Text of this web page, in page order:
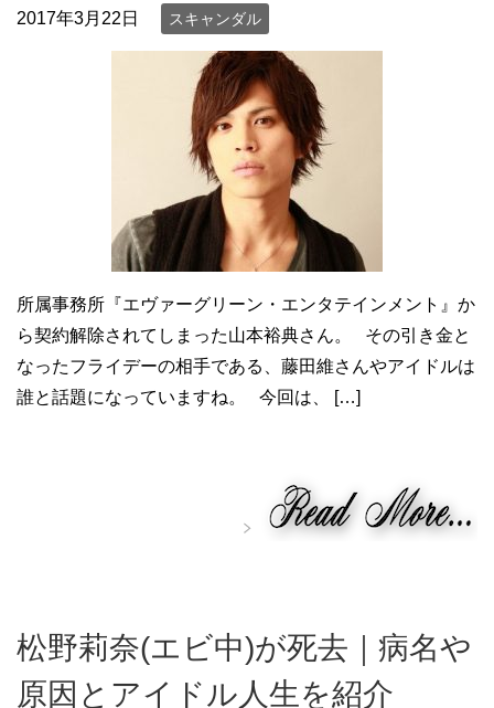
2017年3月22日 スキャンダル
所属事務所『エヴァーグリーン・エンタテインメント』か
ら契約解除されてしまった山本裕典さん。 その引き金と
なったフライデーの相手である、藤田維さんやアイドルは
誰と話題になっていますね。 今回は、 […]
松野莉奈(エビ中)が死去｜病名や
原因とアイドル人生を紹介